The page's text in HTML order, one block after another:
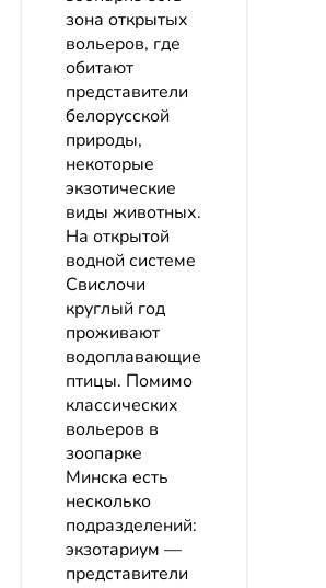
зона открытых
вольеров, где
обитают
представители
белорусской
природы,
некоторые
экзотические
виды животных.
На открытой
водной системе
Свислочи
круглый год
проживают
водоплавающие
птицы. Помимо
классических
вольеров в
зоопарке
Минска есть
несколько
подразделений:
экзотариум —
представители